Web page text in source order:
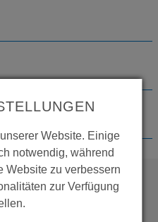
MEHR
Website. Einige
notwendig, während
Website zu verbessern
zur Verfügung